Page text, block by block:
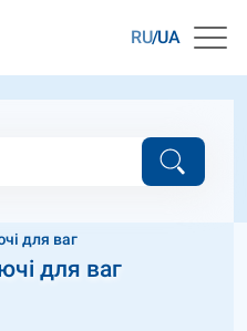
RU UA
для ваг
для ваг